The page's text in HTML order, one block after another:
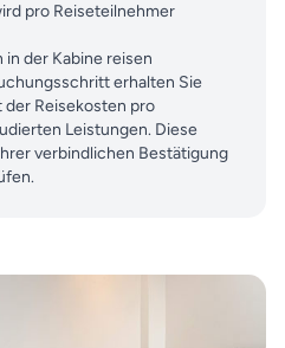
pro Reiseteilnehmer
in der Kabine reisen
erhalten Sie
Reisekosten pro
Leistungen. Diese
verbindlichen Bestätigung